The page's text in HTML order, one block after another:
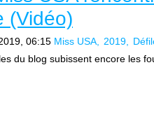
(Vidéo)
06:15 Miss USA 2019
du blog subissent encore les